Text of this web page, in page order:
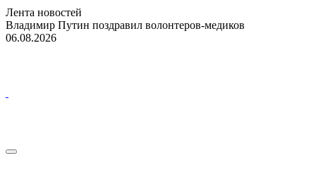
Лента новостей
Владимир Путин поздравил волонтеров-медиков
06.08.2026